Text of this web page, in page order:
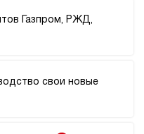
Газпром, РЖД,
свои новые